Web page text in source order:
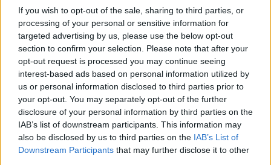
If you wish to opt-out of the sale, sharing to third parties, or
processing of your personal or sensitive information for
targeted advertising by us, please use the below opt-out
section to confirm your selection. Please note that after your
opt-out request is processed you may continue seeing
interest-based ads based on personal information utilized by
us or personal information disclosed to third parties prior to
your opt-out. You may separately opt-out of the further
disclosure of your personal information by third parties on the
IAB’s list of downstream participants. This information may
also be disclosed by us to third parties on the IAB’s List of
Downstream Participants that may further disclose it to other
Gondolok arra, hogy pl. a tájföldi/ Azori/dél-
amerikai/kínai stb.stb. csípős-fűszeres-édességet-
szavanyú ételek után milyen a kaka állaga-színe-
szaga :-)))
Arthamyr
6 éve
@Nagy kámpics:
3. Igen, erre vonatkozott a "Ettől függetlenül
valószínű, hogy az eredetinek van hasznos